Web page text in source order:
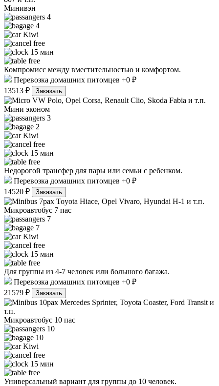
Минивэн
4
4
Kiwi
free
15 мин
free
Компромисс между вместительностью и комфортом.
Перевозка домашних питомцев +0 ₽
13513 ₽
Заказать
VW Polo, Opel Corsa, Renault Clio, Skoda Fabia и т.п.
Мини эконом
3
2
Kiwi
free
15 мин
free
Недорогой трансфер для пары или семьи с ребенком.
Перевозка домашних питомцев +0 ₽
14520 ₽
Заказать
Toyota Hiace, Opel Vivaro, Hyundai H-1 и т.п.
Микроавтобус 7 пас
7
7
Kiwi
free
15 мин
free
Для группы из 4-7 человек или большого багажа.
Перевозка домашних питомцев +0 ₽
21579 ₽
Заказать
Mercedes Sprinter, Toyota Coaster, Ford Transit и
т.п.
Микроавтобус 10 пас
10
10
Kiwi
free
15 мин
free
Универсальный вариант для группы до 10 человек.